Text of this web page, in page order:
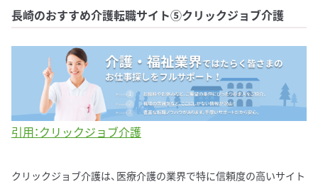
長崎のおすすめ介護転職サイト⑤クリックジョブ介護
引用：クリックジョブ介護
クリックジョブ介護は、医療介護の業界で特に信頼度の高いサイト